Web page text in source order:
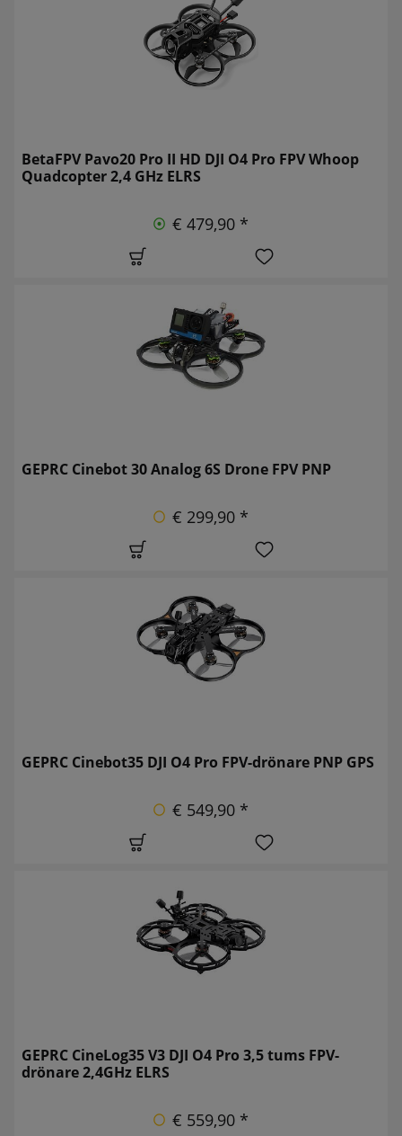
BetaFPV Pavo20 Pro II HD DJI O4 Pro FPV Whoop
Quadcopter 2,4 GHz ELRS
€ 479,90 *
GEPRC Cinebot 30 Analog 6S Drone FPV PNP
€ 299,90 *
GEPRC Cinebot35 DJI O4 Pro FPV-drönare PNP GPS
€ 549,90 *
GEPRC CineLog35 V3 DJI O4 Pro 3,5 tums FPV-
drönare 2,4GHz ELRS
€ 559,90 *